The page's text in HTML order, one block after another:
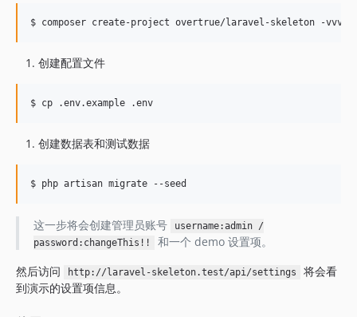
$ composer create-project overtrue/laravel-skeleton -vvv
创建配置文件
$ cp .env.example .env
创建数据表和测试数据
$ php artisan migrate --seed
这一步将会创建管理员账号
username:admin /
password:changeThis!!
和一个 demo 设置项。
然后访问
http://laravel-skeleton.test/api/settings
将会看
到演示的设置项信息。